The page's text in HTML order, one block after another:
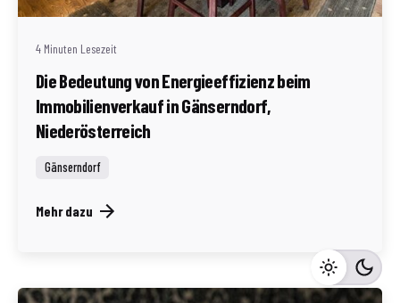
4 Minuten Lesezeit
Die Bedeutung von Energieeffizienz beim
Immobilienverkauf in Gänserndorf,
Niederösterreich
Gänserndorf
Mehr dazu